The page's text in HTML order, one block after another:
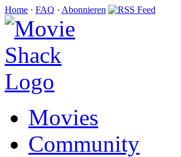
Home · FAQ · Abonnieren
Movies
Community